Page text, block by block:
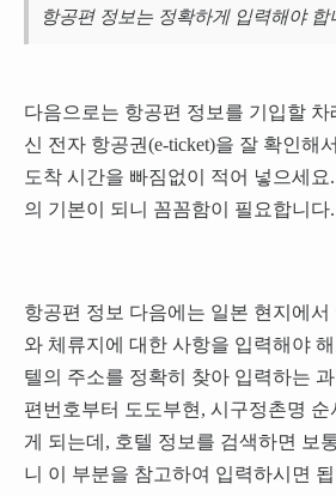
항공편 정보는 정확하게 입력해야 합
다음으로는 항공편 정보를 기입할 차
신 전자 항공권(e-ticket)을 잘 확인해
도착 시간을 빠짐없이 적어 넣으세
의 기본이 되니 꼼꼼함이 필요합니다.
항공편 정보 다음에는 일본 현지에서
와 체류지에 대한 사항을 입력해야
텔의 주소를 정확히 찾아 입력하는
편번호부터 도도부현, 시구정촌명
게 되는데, 호텔 정보를 검색하면 보
니 이 부분을 참고하여 입력하시면